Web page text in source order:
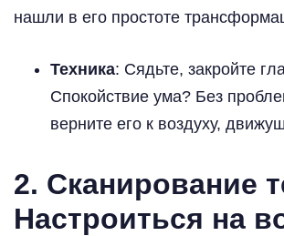
нашли в его простоте
Техника: Сядьте, закройте
Спокойствие ума? Без
верните его к воздуху,
2. Сканирование
Настроиться на